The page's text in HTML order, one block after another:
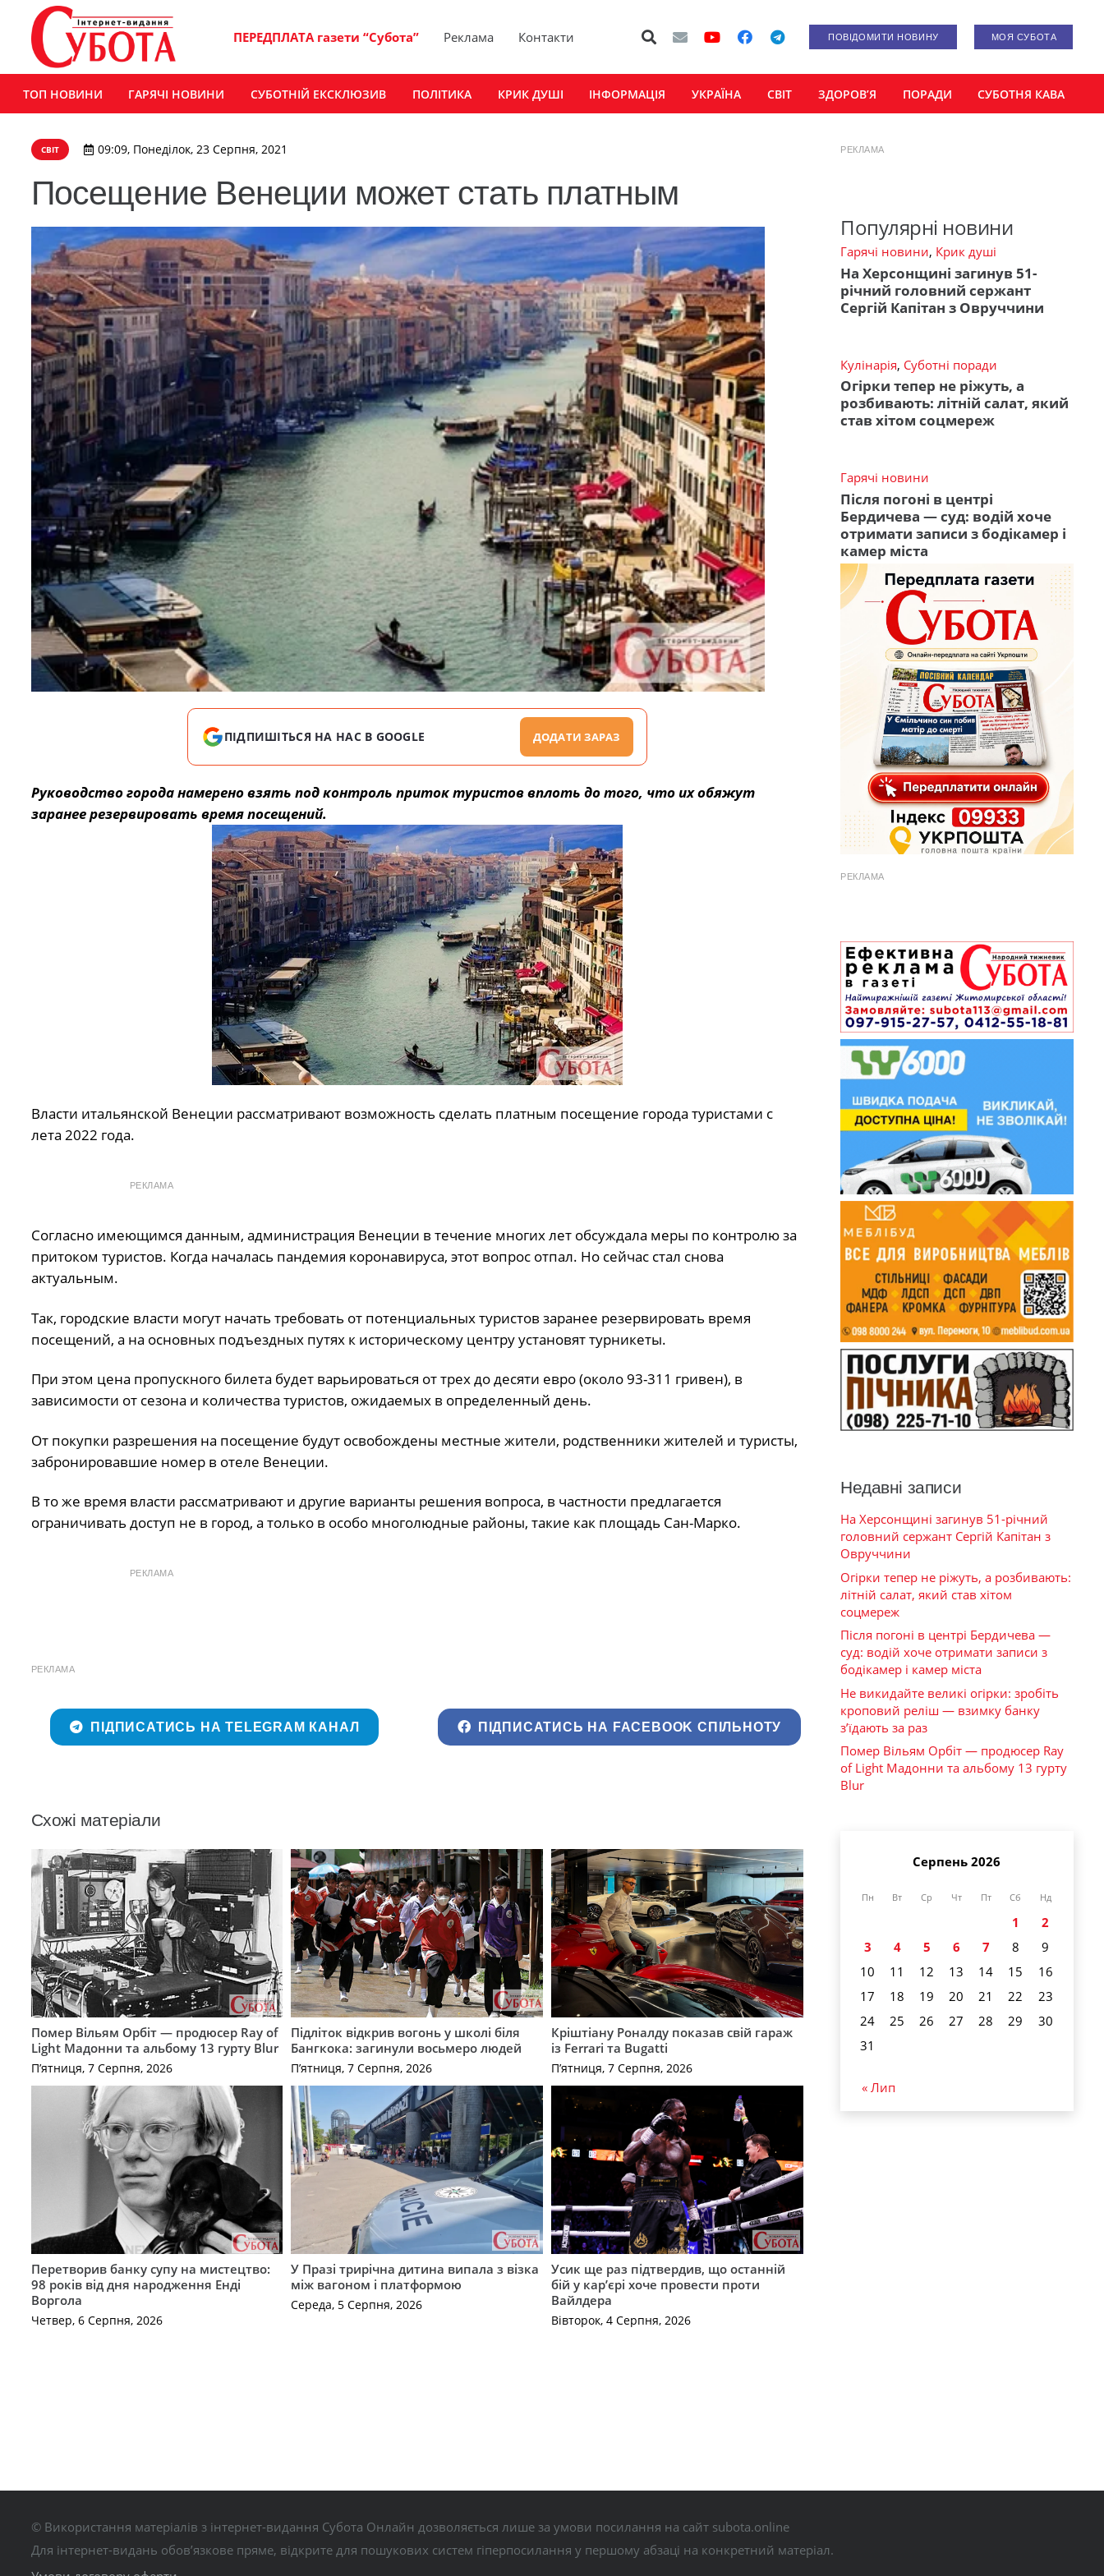
ПЕРЕДПЛАТА газети “Субота” Реклама Контакти ПОВІДОМИТИ НОВИНУ МОЯ СУБОТА
ТОП НОВИНИ ГАРЯЧІ НОВИНИ СУБОТНІЙ ЕКСКЛЮЗИВ ПОЛІТИКА КРИК ДУШІ ІНФОРМАЦІЯ УКРАЇНА СВІТ ЗДОРОВ’Я ПОРАДИ СУБОТНЯ КАВА
СВІТ 09:09, Понеділок, 23 Серпня, 2021
Посещение Венеции может стать платным
ПІДПИШІТЬСЯ НА НАС В GOOGLE ДОДАТИ ЗАРАЗ
Руководство города намерено взять под контроль приток туристов вплоть до того, что их обяжут
заранее резервировать время посещений.
Власти итальянской Венеции рассматривают возможность сделать платным посещение города туристами с
лета 2022 года.
РЕКЛАМА
Согласно имеющимся данным, администрация Венеции в течение многих лет обсуждала меры по контролю за
притоком туристов. Когда началась пандемия коронавируса, этот вопрос отпал. Но сейчас стал снова
актуальным.
Так, городские власти могут начать требовать от потенциальных туристов заранее резервировать время
посещений, а на основных подъездных путях к историческому центру установят турникеты.
При этом цена пропускного билета будет варьироваться от трех до десяти евро (около 93-311 гривен), в
зависимости от сезона и количества туристов, ожидаемых в определенный день.
От покупки разрешения на посещение будут освобождены местные жители, родственники жителей и туристы,
забронировавшие номер в отеле Венеции.
В то же время власти рассматривают и другие варианты решения вопроса, в частности предлагается
ограничивать доступ не в город, а только в особо многолюдные районы, такие как площадь Сан-Марко.
РЕКЛАМА
РЕКЛАМА
ПІДПИСАТИСЬ НА TELEGRAM КАНАЛ ПІДПИСАТИСЬ НА FACEBOOK СПІЛЬНОТУ
Схожі матеріали
Помер Вільям Орбіт — продюсер Ray of
Light Мадонни та альбому 13 гурту Blur
П’ятниця, 7 Серпня, 2026
Підліток відкрив вогонь у школі біля
Бангкока: загинули восьмеро людей
П’ятниця, 7 Серпня, 2026
Кріштіану Роналду показав свій гараж
із Ferrari та Bugatti
П’ятниця, 7 Серпня, 2026
Перетворив банку супу на мистецтво:
98 років від дня народження Енді
Воргола
Четвер, 6 Серпня, 2026
У Празі трирічна дитина випала з візка
між вагоном і платформою
Середа, 5 Серпня, 2026
Усик ще раз підтвердив, що останній
бій у кар’єрі хоче провести проти
Вайлдера
Вівторок, 4 Серпня, 2026
РЕКЛАМА
Популярні новини
Гарячі новини, Крик душі
На Херсонщині загинув 51-
річний головний сержант
Сергій Капітан з Овруччини
Кулінарія, Суботні поради
Огірки тепер не ріжуть, а
розбивають: літній салат, який
став хітом соцмереж
Гарячі новини
Після погоні в центрі
Бердичева — суд: водій хоче
отримати записи з бодікамер і
камер міста
РЕКЛАМА
Недавні записи
На Херсонщині загинув 51-річний
головний сержант Сергій Капітан з
Овруччини
Огірки тепер не ріжуть, а розбивають:
літній салат, який став хітом
соцмереж
Після погоні в центрі Бердичева —
суд: водій хоче отримати записи з
бодікамер і камер міста
Не викидайте великі огірки: зробіть
кроповий реліш — взимку банку
з’їдають за раз
Помер Вільям Орбіт — продюсер Ray
of Light Мадонни та альбому 13 гурту
Blur
Серпень 2026
Пн Вт Ср Чт Пт Сб Нд
1
2
3
4 5 6 7 8
9
10
11 12 13 14 15
16
17
18 19 20 21 22
23
24
25 26 27 28 29
30
31
« Лип
© Використання матеріалів з інтернет-видання Субота Онлайн дозволяється лише за умови посилання на сайт subota.online
Для інтернет-видань обов’язкове пряме, відкрите для пошукових систем гіперпосилання у першому абзаці на конкретний матеріал.